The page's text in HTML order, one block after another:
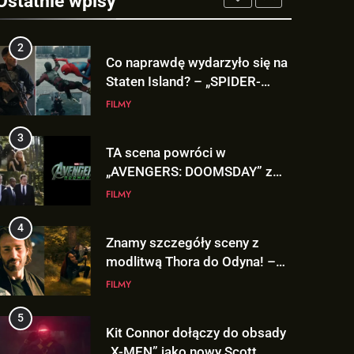
Staten Island? – „SPIDER-
MAN: BRAND NEW DAY”
FILMY
„AVENGERS: DOOMSDAY” z
Pepper Potts w roli głównej!
FILMY
4
modlitwą Thora do Odyna! –
„AVENGERS: DOOMSDAY”
FILMY
5
„X-MEN” jako nowy Scott